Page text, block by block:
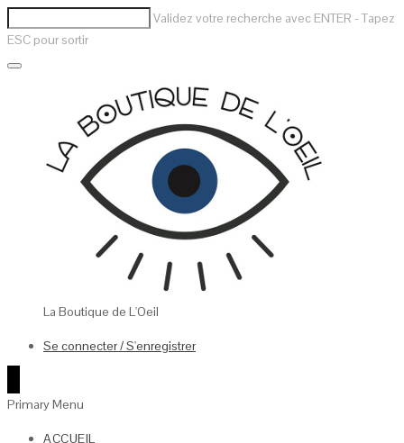
Validez votre recherche avec ENTER - Tapez
ESC pour sortir
La Boutique de L'Oeil
Se connecter / S'enregistrer
Primary Menu
ACCUEIL